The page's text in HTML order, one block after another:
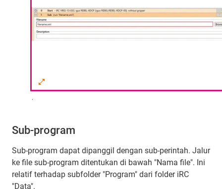
.
Sub-program
Sub-program dapat dipanggil dengan sub-perintah. Jalur
ke file sub-program ditentukan di bawah "Nama file". Ini
relatif terhadap subfolder "Program" dari folder iRC
"Data".